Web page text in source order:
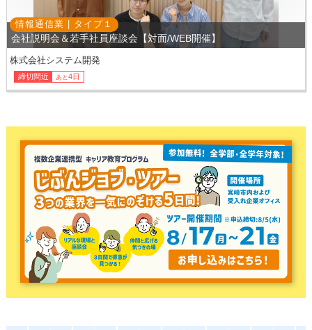
情報通信業 | タイプ １
会社説明会＆若手社員座談会【対面/WEB開催】
株式会社システム開発
締切間近 あと 4日